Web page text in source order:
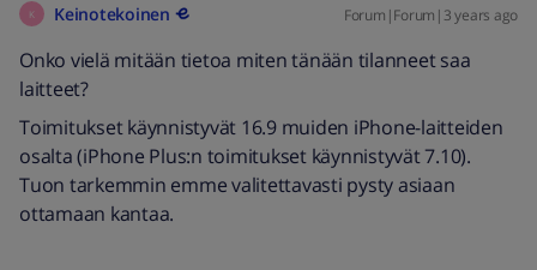
K Keinotekoinen Forum|Forum|3 years ago
Onko vielä mitään tietoa miten tänään tilanneet saa
laitteet?
Toimitukset käynnistyvät 16.9 muiden iPhone-laitteiden
osalta (iPhone Plus:n toimitukset käynnistyvät 7.10).
Tuon tarkemmin emme valitettavasti pysty asiaan
ottamaan kantaa.